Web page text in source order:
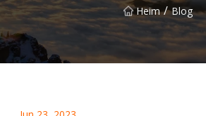
Heim / Blog